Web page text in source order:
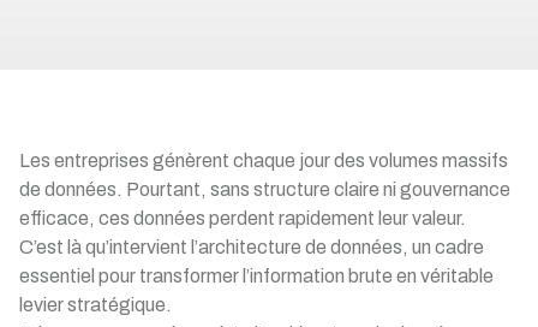
Les entreprises génèrent chaque jour des volumes massifs
de données. Pourtant, sans structure claire ni gouvernance
efficace, ces données perdent rapidement leur valeur.
C’est là qu’intervient l’architecture de données, un cadre
essentiel pour transformer l’information brute en véritable
levier stratégique.